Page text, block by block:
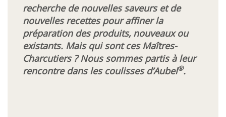
Facebook
recherche de nouvelles saveurs et de
nouvelles recettes pour affiner la
préparation des produits, nouveaux ou
existants. Mais qui sont ces Maîtres-
Charcutiers ? Nous sommes partis à leur
rencontre dans les coulisses d’Aubel®.